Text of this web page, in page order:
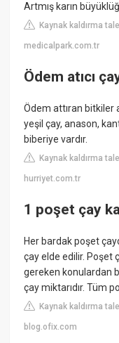
Artmış karın
Kaynak kaldırma
medicalpark.com.tr
Ödem atıcı
Ödem attıran bitkiler
yeşil çay, anason,
biberiye vardır.
Kaynak kaldırma
hurriyet.com.tr
1 poşet çay
Her bardak poşet
çay elde edilir. Poşet
gereken konulardan
çay miktarıdır. Tüm
Kaynak kaldırma
blog.ofix.com